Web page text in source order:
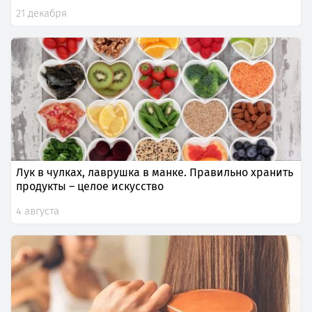
21 декабря
Лук в чулках, лаврушка в манке. Правильно хранить
продукты – целое искусство
4 августа